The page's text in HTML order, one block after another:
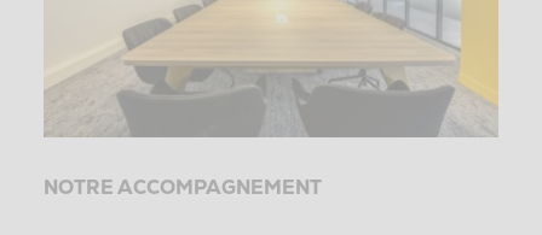
NOTRE ACCOMPAGNEMENT